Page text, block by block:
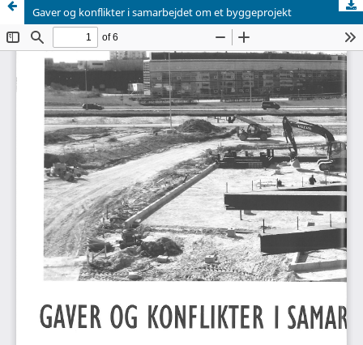
Gaver og konflikter i samarbejdet om et byggeprojekt